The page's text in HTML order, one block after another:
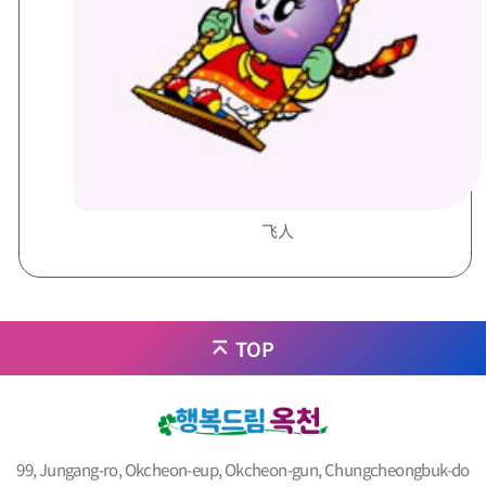
飞人
TOP
99, Jungang-ro, Okcheon-eup, Okcheon-gun, Chungcheongbuk-do